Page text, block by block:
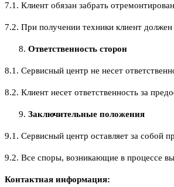
7.1. Клиент обязан забрать
7.2. При получении техники клиент
Ответственность сторон
8.1. Сервисный центр не несет
8.2. Клиент несет ответственность за
Заключительные положения
9.1. Сервисный центр оставляет за собой
9.2. Все споры, возникающие в процессе
Контактная информация: